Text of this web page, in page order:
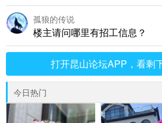
孤狼的传说
楼主请问哪里有招工信息？
打开昆山论坛APP，看剩
今日热门